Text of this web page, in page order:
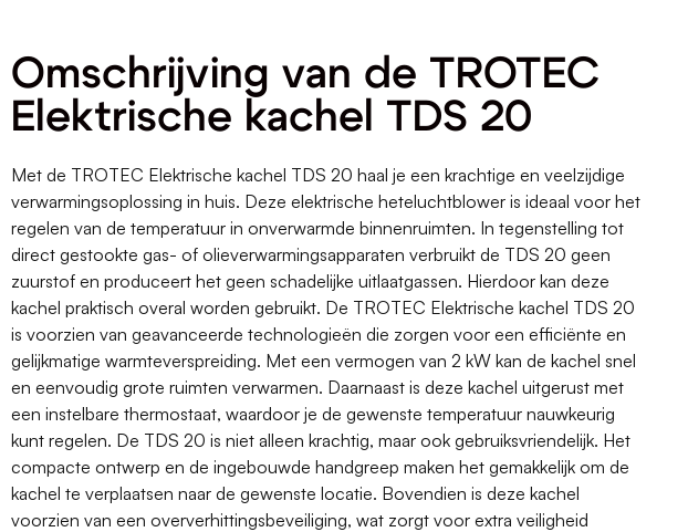
Omschrijving van de TROTEC
Elektrische kachel TDS 20
Met de TROTEC Elektrische kachel TDS 20 haal je een krachtige en veelzijdige
verwarmingsoplossing in huis. Deze elektrische heteluchtblower is ideaal voor het
regelen van de temperatuur in onverwarmde binnenruimten. In tegenstelling tot
direct gestookte gas- of olieverwarmingsapparaten verbruikt de TDS 20 geen
zuurstof en produceert het geen schadelijke uitlaatgassen. Hierdoor kan deze
kachel praktisch overal worden gebruikt. De TROTEC Elektrische kachel TDS 20
is voorzien van geavanceerde technologieën die zorgen voor een efficiënte en
gelijkmatige warmteverspreiding. Met een vermogen van 2 kW kan de kachel snel
en eenvoudig grote ruimten verwarmen. Daarnaast is deze kachel uitgerust met
een instelbare thermostaat, waardoor je de gewenste temperatuur nauwkeurig
kunt regelen. De TDS 20 is niet alleen krachtig, maar ook gebruiksvriendelijk. Het
compacte ontwerp en de ingebouwde handgreep maken het gemakkelijk om de
kachel te verplaatsen naar de gewenste locatie. Bovendien is deze kachel
voorzien van een oververhittingsbeveiliging, wat zorgt voor extra veiligheid